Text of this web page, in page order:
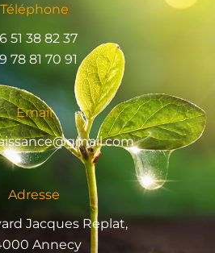
Téléphone
51 38 82 37
78 81 70 91
Email
Adresse
Jacques Replat,
Annecy